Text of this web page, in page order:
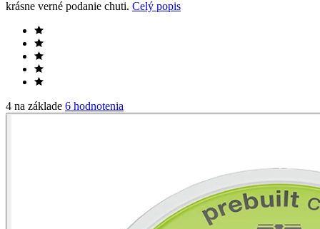
krásne verné podanie chuti. Celý popis
4 na základe 6 hodnotenia